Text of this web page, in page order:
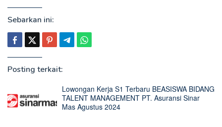
Sebarkan ini:
Posting terkait:
Lowongan Kerja S1 Terbaru BEASISWA BIDANG
TALENT MANAGEMENT PT. Asuransi Sinar
Mas Agustus 2024